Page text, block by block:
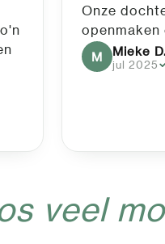
Onze
M Mieke D.
jul 2025
veel